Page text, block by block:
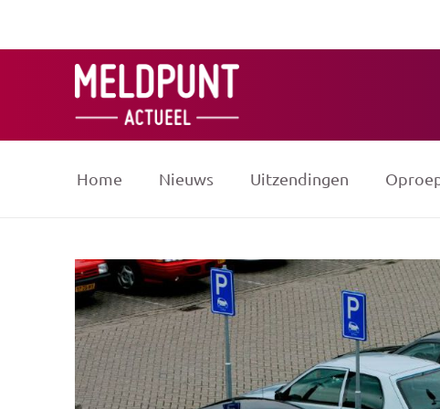
Home Nieuws Uitzendingen